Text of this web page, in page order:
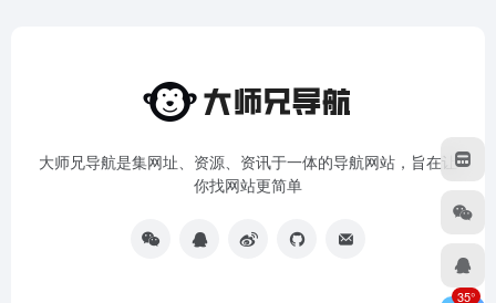
大师兄导航是集网址、资源、资讯于一体的导航网站，旨在让
你找网站更简单
35°